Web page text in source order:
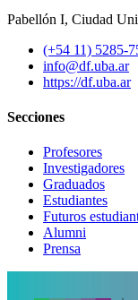
Pabellón I, Ciudad
(+54 11) 5285-
info@df.uba.ar
https://df.uba.ar
Secciones
Profesores
Investigadores
Graduados
Estudiantes
Futuros
Alumni
Prensa